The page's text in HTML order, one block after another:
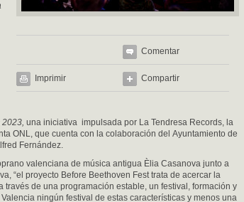
Comentar
Imprimir Compartir
2023, una iniciativa impulsada por La Tendresa Records, la
ONL, que cuenta con la colaboración del Ayuntamiento de
Fernández.
valenciana de música antigua Èlia Casanova junto a
“el proyecto Before Beethoven Fest trata de acercar la
de una programación estable, un festival, formación y
ningún festival de estas características y menos una